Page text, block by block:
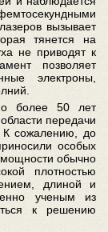
вызывает
тянется на
не приводят к
позволяет
электроны,
более 50 лет
передачи
К сожалению, до
особых
мощности обычно
плотностью
длиной и
ученым из
к решению